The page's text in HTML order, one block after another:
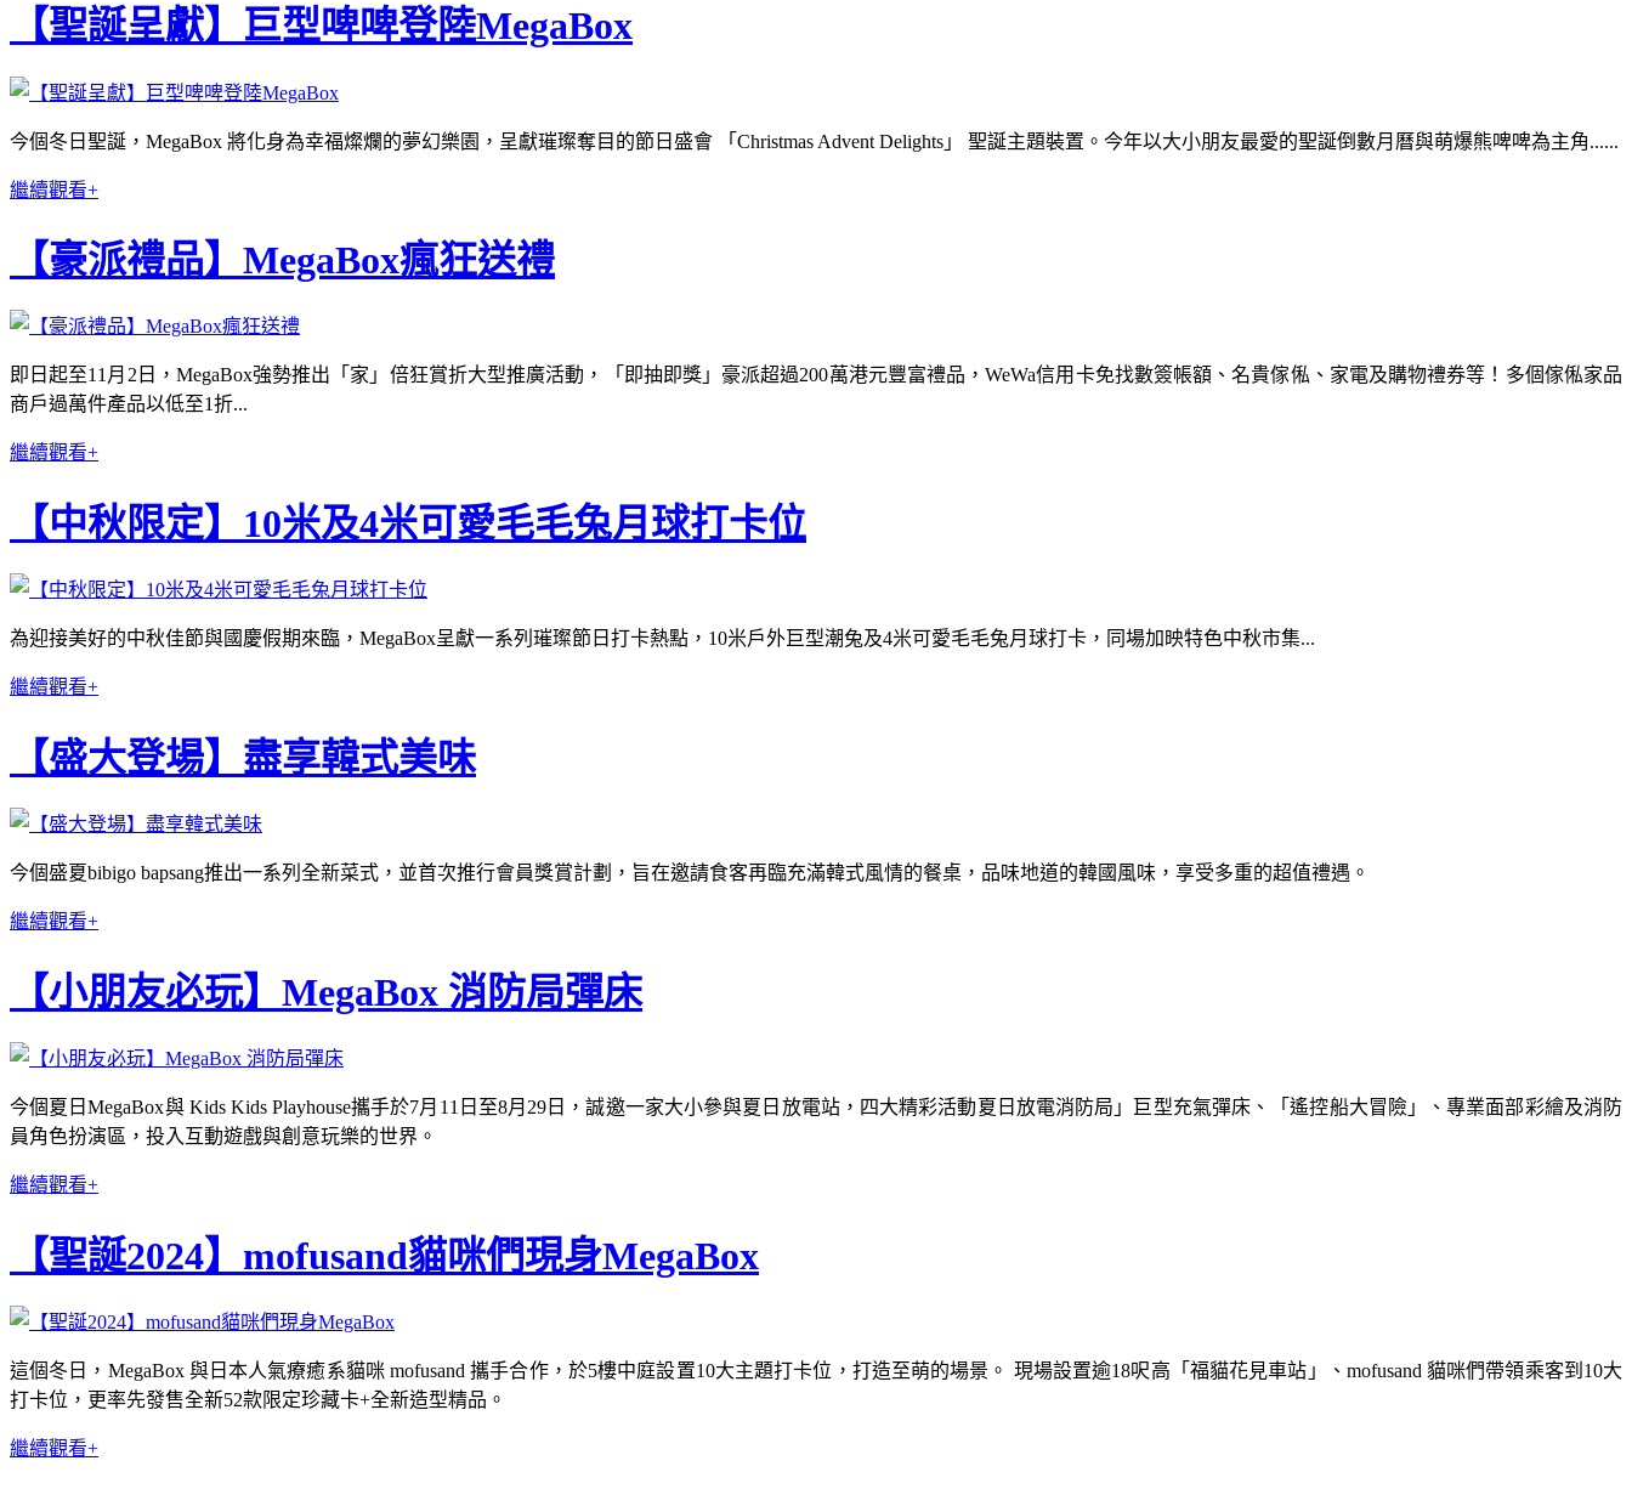
【聖誕呈獻】巨型啤啤登陸MegaBox
今個冬日聖誕，MegaBox 將化身為幸福燦爛的夢幻樂園，呈獻璀璨奪目的節日盛會 「Christmas Advent Delights」 聖誕主題裝置。今年以大小朋友最愛的聖誕倒數月曆與萌爆熊啤啤為主角......
繼續觀看+
【豪派禮品】MegaBox瘋狂送禮
即日起至11月2日，MegaBox強勢推出「家」倍狂賞折大型推廣活動，「即抽即獎」豪派超過200萬港元豐富禮品，WeWa信用卡免找數簽帳額、名貴傢俬、家電及購物禮券等！多個傢俬家品
商戶過萬件產品以低至1折...
繼續觀看+
【中秋限定】10米及4米可愛毛毛兔月球打卡位
為迎接美好的中秋佳節與國慶假期來臨，MegaBox呈獻一系列璀璨節日打卡熱點，10米戶外巨型潮兔及4米可愛毛毛兔月球打卡，同場加映特色中秋市集...
繼續觀看+
【盛大登場】盡享韓式美味
今個盛夏bibigo bapsang推出一系列全新菜式，並首次推行會員獎賞計劃，旨在邀請食客再臨充滿韓式風情的餐桌，品味地道的韓國風味，享受多重的超值禮遇。
繼續觀看+
【小朋友必玩】MegaBox 消防局彈床
今個夏日MegaBox與 Kids Kids Playhouse攜手於7月11日至8月29日，誠邀一家大小參與夏日放電站，四大精彩活動夏日放電消防局」巨型充氣彈床、「遙控船大冒險」、專業面部彩繪及消防
員角色扮演區，投入互動遊戲與創意玩樂的世界。
繼續觀看+
【聖誕2024】mofusand貓咪們現身MegaBox
這個冬日，MegaBox 與日本人氣療癒系貓咪 mofusand 攜手合作，於5樓中庭設置10大主題打卡位，打造至萌的場景。 現場設置逾18呎高「福貓花見車站」、mofusand 貓咪們帶領乘客到10大
打卡位，更率先發售全新52款限定珍藏卡+全新造型精品。
繼續觀看+